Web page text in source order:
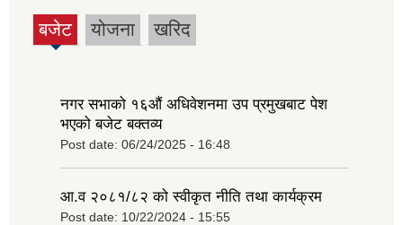
बजेट
(active
योजना खरिद
नगर सभाको १६‍औं अधिवेशनमा उप प्रमुखबाट पेश
भएको बजेट बक्तव्य
Post date: 06/24/2025 - 16:48
आ.व २०८१/८२ को स्वीकृत नीति तथा कार्यक्रम
Post date: 10/22/2024 - 15:55